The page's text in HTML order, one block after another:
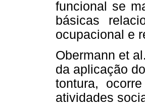
funcional se
básicas
ocupacional e
Obermann et
da aplicação
tontura,
atividades